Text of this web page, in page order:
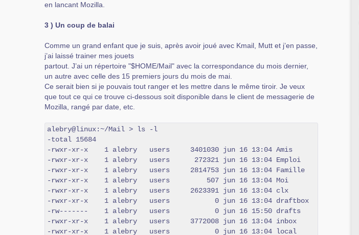
en lancant Mozilla.
3 ) Un coup de balai
Comme un grand enfant que je suis, après avoir joué avec Kmail, Mutt et j’en passe,
j’ai laissé trainer mes jouets
partout. J’ai un répertoire "$HOME/Mail" avec la correspondance du mois dernier,
un autre avec celle des 15 premiers jours du mois de mai.
Ce serait bien si je pouvais tout ranger et les mettre dans le même tiroir. Je veux
que tout ce qui ce trouve ci-dessous soit disponible dans le client de messagerie de
Mozilla, rangé par date, etc.
alebry@linux:~/Mail > ls -l
-total 15684
-rwxr-xr-x    1 alebry   users     3401030 jun 16 13:04 Amis
-rwxr-xr-x    1 alebry   users      272321 jun 16 13:04 Emploi
-rwxr-xr-x    1 alebry   users     2814753 jun 16 13:04 Famille
-rwxr-xr-x    1 alebry   users         507 jun 16 13:04 Moi
-rwxr-xr-x    1 alebry   users     2623391 jun 16 13:04 clx
-rwxr-xr-x    1 alebry   users           0 jun 16 13:04 draftbox
-rw-------    1 alebry   users           0 jun 16 15:50 drafts
-rwxr-xr-x    1 alebry   users     3772008 jun 16 13:04 inbox
-rwxr-xr-x    1 alebry   users           0 jun 16 13:04 local